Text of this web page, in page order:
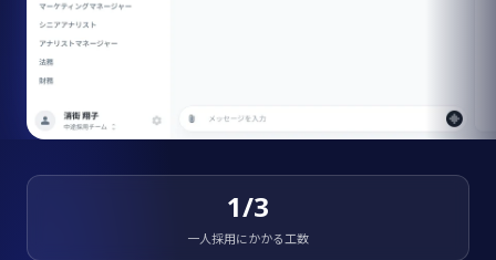
1/3
一人採用にかかる工数